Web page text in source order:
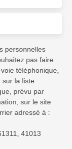
personnelles
pas faire
téléphonique,
sur la liste
prévu par
sur le site
adressé à :
41013